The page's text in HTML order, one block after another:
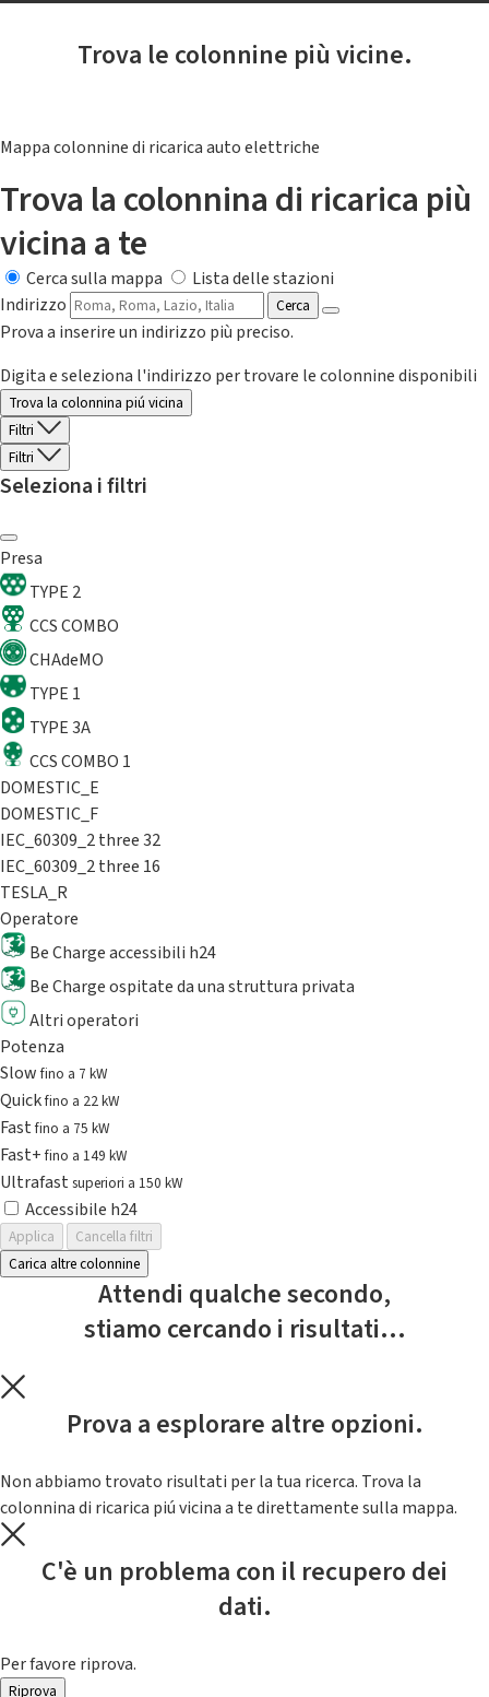
Trova le colonnine più vicine.
Mappa colonnine di ricarica auto elettriche
Trova la colonnina di ricarica più
vicina a te
Cerca sulla mappa
Lista delle stazioni
Indirizzo
Cerca
Prova a inserire un indirizzo più preciso.
Digita e seleziona l'indirizzo per trovare le colonnine disponibili
Trova la colonnina piú vicina
Filtri
Filtri
Seleziona i filtri
Presa
TYPE 2
CCS COMBO
CHAdeMO
TYPE 1
TYPE 3A
CCS COMBO 1
DOMESTIC_E
DOMESTIC_F
IEC_60309_2 three 32
IEC_60309_2 three 16
TESLA_R
Operatore
Be Charge accessibili h24
Be Charge ospitate da una struttura privata
Altri operatori
Potenza
Slowfino a 7 kW
Quickfino a 22 kW
Fastfino a 75 kW
Fast+fino a 149 kW
Ultrafast superiori a 150 kW
Accessibile h24
Applica
Cancella filtri
Carica altre colonnine
Attendi qualche secondo,
stiamo cercando i risultati...
Prova a esplorare altre opzioni.
Non abbiamo trovato risultati per la tua ricerca. Trova la
colonnina di ricarica piú vicina a te direttamente sulla mappa.
C'è un problema con il recupero dei
dati.
Per favore riprova.
Riprova